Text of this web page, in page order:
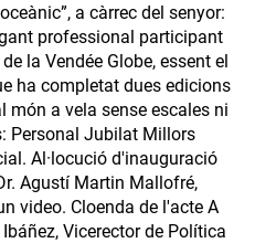
a càrrec del senyor:
professional participant
la Vendée Globe, essent el
ha completat dues edicions
món a vela sense escales ni
Personal Jubilat Millors
Al·locució d'inauguració
Agustí Martin Mallofré,
video. Cloenda de l'acte A
Vicerector de Política